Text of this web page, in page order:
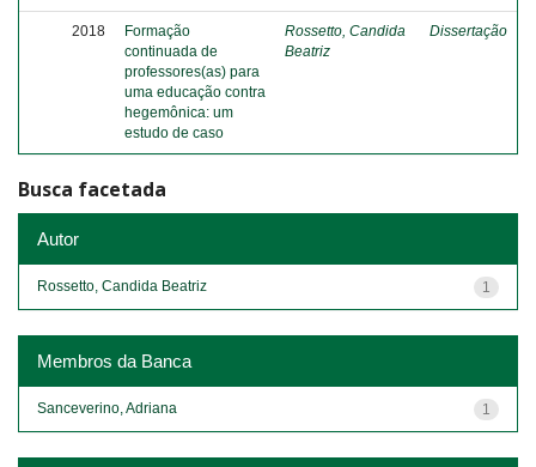
2018
Formação
continuada de
professores(as) para
uma educação contra
hegemônica: um
estudo de caso
Rossetto, Candida
Beatriz
Dissertação
Busca facetada
Autor
1
Rossetto, Candida Beatriz
Membros da Banca
1
Sanceverino, Adriana